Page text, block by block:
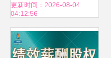
资信息咨询指南
更新时间：2026-08-04
04:12:56